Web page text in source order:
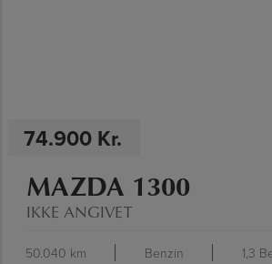
74.900 Kr.
MAZDA 1300
IKKE ANGIVET
50.040 km Benzin 1,3